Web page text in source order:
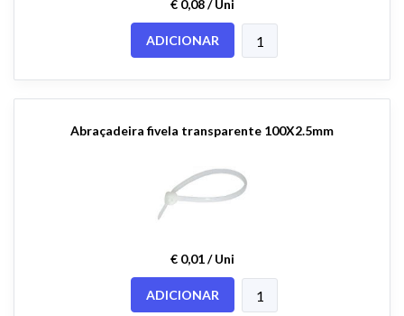
€ 0,08 / Uni
ADICIONAR
Abraçadeira fivela transparente 100X2.5mm
€ 0,01 / Uni
ADICIONAR